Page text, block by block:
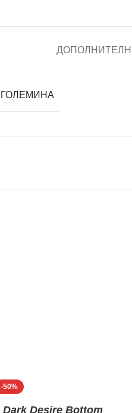
ГОЛЕМИНА
-50%
Dark Desire Bottom